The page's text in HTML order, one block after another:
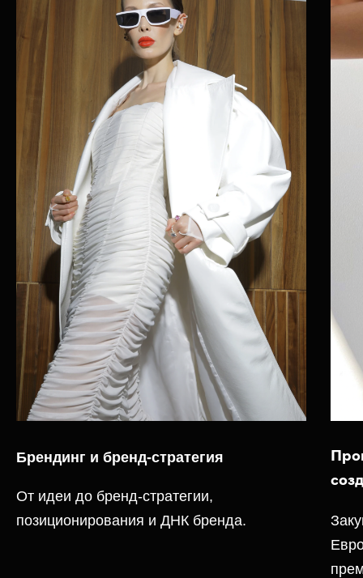
Брендинг и бренд-стратегия
От идеи до бренд-стратегии,
позиционирования и ДНК бренда.